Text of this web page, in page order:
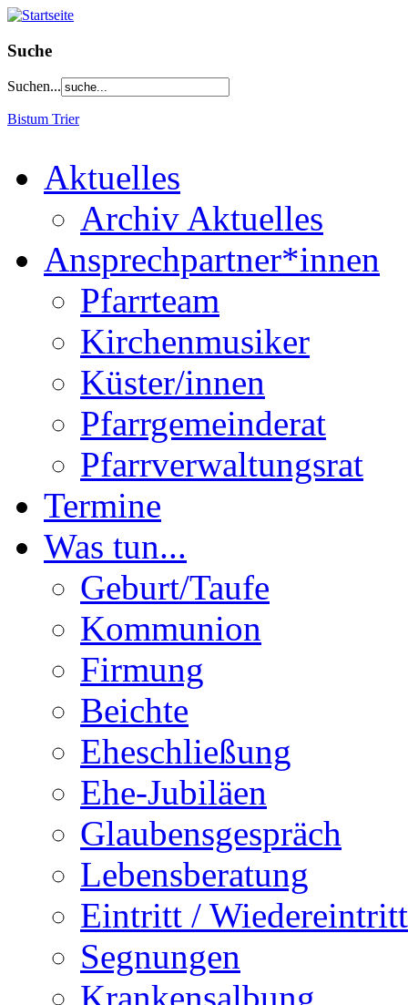
Suche
Suchen...
Bistum Trier
Aktuelles
Archiv Aktuelles
Ansprechpartner*innen
Pfarrteam
Kirchenmusiker
Küster/innen
Pfarrgemeinderat
Pfarrverwaltungsrat
Termine
Was tun...
Geburt/Taufe
Kommunion
Firmung
Beichte
Eheschließung
Ehe-Jubiläen
Glaubensgespräch
Lebensberatung
Eintritt / Wiedereintritt
Segnungen